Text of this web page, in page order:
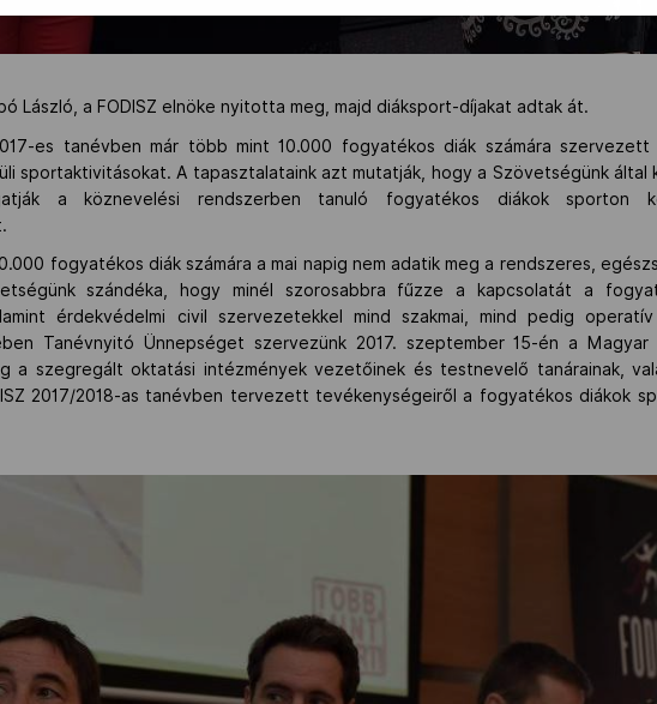
László, a FODISZ elnöke nyitotta meg, majd diáksport-díjakat adtak át.
es tanévben már több mint 10.000 fogyatékos diák számára szervezett
sportaktivitásokat. A tapasztalataink azt mutatják, hogy a Szövetségünk által
a köznevelési rendszerben tanuló fogyatékos diákok sporton
fogyatékos diák számára a mai napig nem adatik meg a rendszeres,
szándéka, hogy minél szorosabbra fűzze a kapcsolatát a
érdekvédelmi civil szervezetekkel mind szakmai, mind pedig
Tanévnyitó Ünnepséget szervezünk 2017. szeptember 15-én a
a szegregált oktatási intézmények vezetőinek és testnevelő tanárainak,
2017/2018-as tanévben tervezett tevékenységeiről a fogyatékos diákok